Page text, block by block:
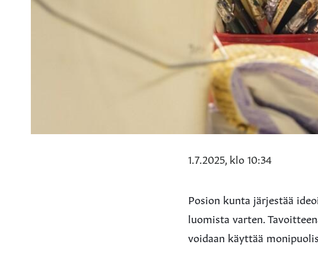
1.7.2025, klo 10:34
Posion kunta järjestää
luomista varten.
voidaan käyttää